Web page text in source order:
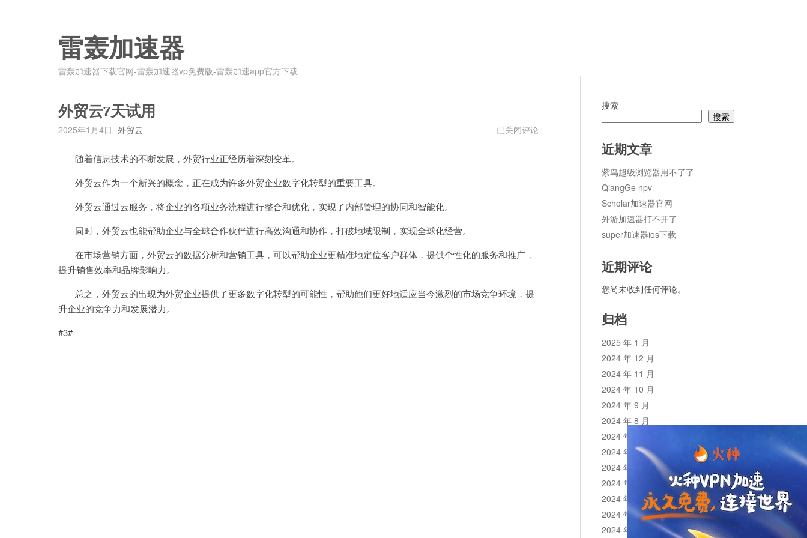
雷轰加速器
雷轰加速器下载官网-雷轰加速器vp免费版-雷轰加速app官方下载
外贸云7天试用
2025年1月4日 外贸云
外
已关闭评论
随着信息技术的不断发展，外贸行业正经历着深刻变革。
外贸云作为一个新兴的概念，正在成为许多外贸企业数字化转型的重要工具。
外贸云通过云服务，将企业的各项业务流程进行整合和优化，实现了内部管理的协同和智能化。
同时，外贸云也能帮助企业与全球合作伙伴进行高效沟通和协作，打破地域限制，实现全球化经营。
在市场营销方面，外贸云的数据分析和营销工具，可以帮助企业更精准地定位客户群体，提供个性化的服务和推广，
提升销售效率和品牌影响力。
总之，外贸云的出现为外贸企业提供了更多数字化转型的可能性，帮助他们更好地适应当今激烈的市场竞争环境，提
升企业的竞争力和发展潜力。
#3#
搜索
搜索
近期文章
紫鸟超级浏览器用不了了
QiangGe npv
Scholar加速器官网
外游加速器打不开了
super加速器ios下载
近期评论
您尚未收到任何评论。
归档
2025 年 1 月
2024 年 12 月
2024 年 11 月
2024 年 10 月
2024 年 9 月
2024 年 8 月
2024 年 7 月
2024 年 6 月
2024 年 5 月
2024 年 4 月
2024 年 3 月
2024 年 2 月
2024 年 1 月